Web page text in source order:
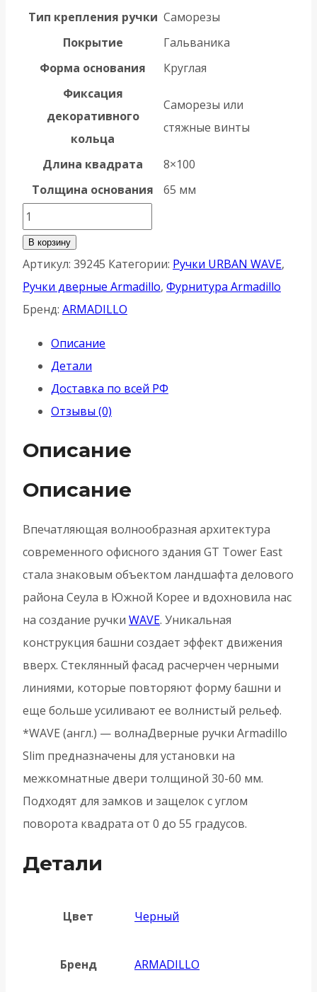
Тип крепления ручки Саморезы
Покрытие
Гальваника
Форма основания
Круглая
Фиксация
декоративного
кольца
Саморезы или
стяжные винты
Длина квадрата
8×100
Толщина основания
65 мм
Количество
товара
Ручка
Armadillo
(Армадилло)
WAVE
URS
BL-
В корзину
Артикул: 39245 Категории: Ручки URBAN WAVE,
Ручки дверные Armadillo, Фурнитура Armadillo
Бренд: ARMADILLO
Описание
Детали
Доставка по всей РФ
Отзывы (0)
Описание
Описание
Впечатляющая волнообразная архитектура
современного офисного здания GT Tower East
стала знаковым объектом ландшафта делового
района Сеула в Южной Корее и вдохновила нас
на создание ручки WAVE. Уникальная
конструкция башни создает эффект движения
вверх. Стеклянный фасад расчерчен черными
линиями, которые повторяют форму башни и
еще больше усиливают ее волнистый рельеф.
*WAVE (англ.) — волнаДверные ручки Armadillo
Slim предназначены для установки на
межкомнатные двери толщиной 30-60 мм.
Подходят для замков и защелок с углом
поворота квадрата от 0 до 55 градусов.
Детали
Цвет Черный
Бренд ARMADILLO